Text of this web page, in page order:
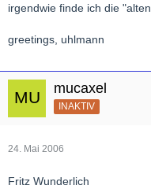
irgendwie finde ich die
greetings, uhlmann
mucaxel
INAKTIV
24. Mai 2006
Fritz Wunderlich